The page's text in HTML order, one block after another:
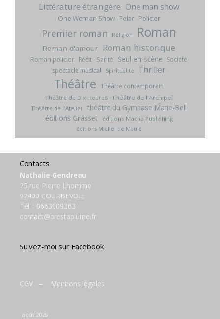
Littérature étrangère One man show
One Woman Show Polar Policier
Premier roman Religion Roman
Roman d'amour Roman historique
Roman policier Récit Santé Seul-en-scène
Société
spectacle musical
Spiritualité Thriller
Théâtre Théâtre contemporain
Théâtre de Dix Heures Théâtre de l'Archipel
Théâtre de l'Atelier théâtre du Gymnase Marie-Bell
éditions Grasset
éditions Macha Publishing
éditions Michel de Maule
Contacts
Nathalie Gendreau
25 rue Pierre Lhomme
92400 COURBEVOIE
Tél. : 0663009363
contact@prestaplume.fr
Suivez-moi sur Facebook
CGV – Mentions légales
août 2026